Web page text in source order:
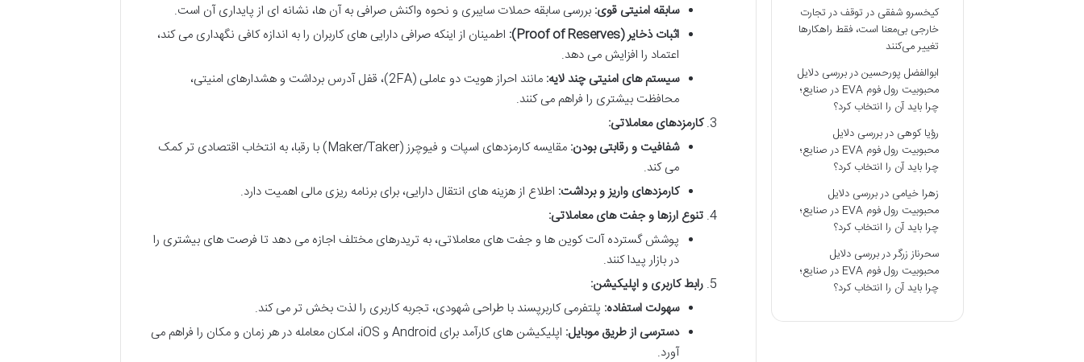
سابقه امنیتی قوی: بررسی سابقه حملات سایبری و نحوه واکنش صرافی به آن ها، نشانه ای از پایداری آن است.
اثبات ذخایر (Proof of Reserves):
اطمینان از اینکه صرافی دارایی های کاربران را به اندازه کافی نگهداری می کند،
اعتماد را افزایش می دهد.
سیستم های امنیتی چند لایه:
مانند احراز هویت دو عاملی (2FA)، قفل آدرس برداشت و هشدارهای امنیتی،
محافظت بیشتری را فراهم می کنند.
کارمزدهای معاملاتی:
شفافیت و رقابتی بودن:
مقایسه کارمزدهای اسپات و فیوچرز (Maker/Taker) با رقبا، به انتخاب اقتصادی تر کمک
می کند.
کارمزدهای واریز و برداشت: اطلاع از هزینه های انتقال دارایی، برای برنامه ریزی مالی اهمیت دارد.
تنوع ارزها و جفت های معاملاتی:
پوشش گسترده آلت کوین ها و جفت های معاملاتی، به تریدرهای مختلف اجازه می دهد تا فرصت های بیشتری را
در بازار پیدا کنند.
رابط کاربری و اپلیکیشن:
سهولت استفاده: پلتفرمی کاربرپسند با طراحی شهودی، تجربه کاربری را لذت بخش تر می کند.
دسترسی از طریق موبایل:
اپلیکیشن های کارآمد برای Android و iOS، امکان معامله در هر زمان و مکان را فراهم می
آورد.
کیخسرو شفقی درتوقف در تجارت
خارجی بی‌معنا است، فقط راهکارها
تغییر می‌کنند
ابوالفضل پورحسیندربررسی دلایل
محبوبیت رول فوم EVA در صنایع؛
چرا باید آن را انتخاب کرد؟
رؤیا کوهی دربررسی دلایل
محبوبیت رول فوم EVA در صنایع؛
چرا باید آن را انتخاب کرد؟
زهرا خیامی دربررسی دلایل
محبوبیت رول فوم EVA در صنایع؛
چرا باید آن را انتخاب کرد؟
سحرناز زرگردربررسی دلایل
محبوبیت رول فوم EVA در صنایع؛
چرا باید آن را انتخاب کرد؟